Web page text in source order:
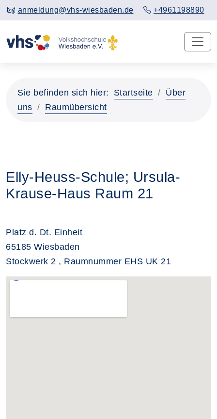
anmeldung@vhs-wiesbaden.de +4961198890
Sie befinden sich hier: Startseite
Über
uns
Raumübersicht
Elly-Heuss-Schule; Ursula-
Krause-Haus Raum 21
Platz d. Dt. Einheit
65185 Wiesbaden
Stockwerk 2 , Raumnummer EHS UK 21